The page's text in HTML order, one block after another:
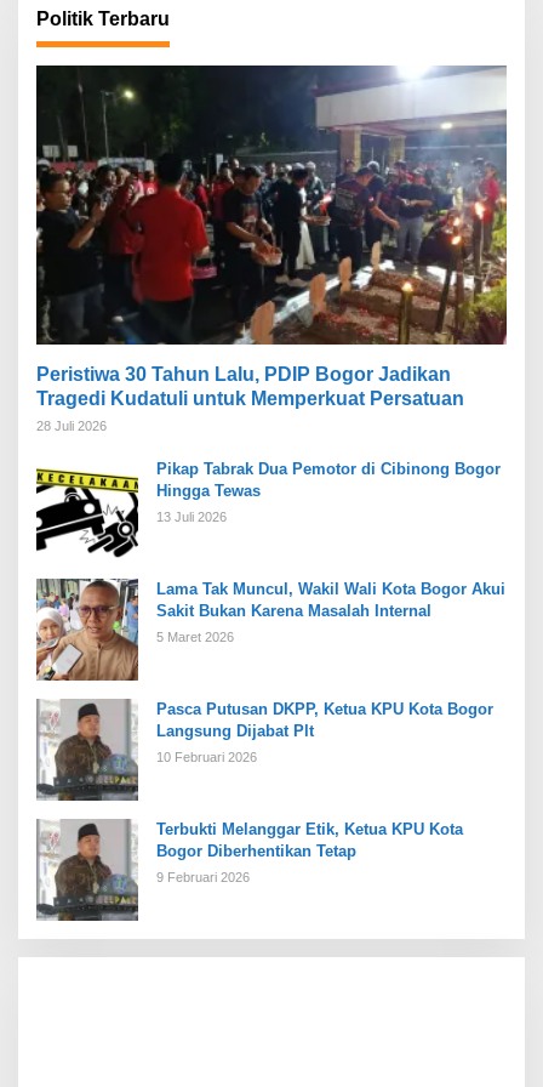
Politik Terbaru
Peristiwa 30 Tahun Lalu, PDIP Bogor Jadikan
Tragedi Kudatuli untuk Memperkuat Persatuan
28 Juli 2026
Pikap Tabrak Dua Pemotor di Cibinong Bogor
Hingga Tewas
13 Juli 2026
Lama Tak Muncul, Wakil Wali Kota Bogor Akui
Sakit Bukan Karena Masalah Internal
5 Maret 2026
Pasca Putusan DKPP, Ketua KPU Kota Bogor
Langsung Dijabat Plt
10 Februari 2026
Terbukti Melanggar Etik, Ketua KPU Kota
Bogor Diberhentikan Tetap
9 Februari 2026